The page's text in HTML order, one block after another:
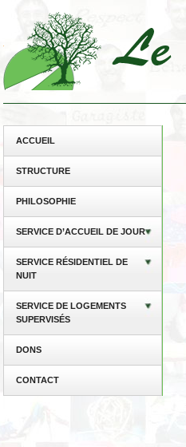
ACCUEIL
STRUCTURE
PHILOSOPHIE
SERVICE D’ACCUEIL DE JOUR
SERVICE RÉSIDENTIEL DE
NUIT
SERVICE DE LOGEMENTS
SUPERVISÉS
DONS
CONTACT